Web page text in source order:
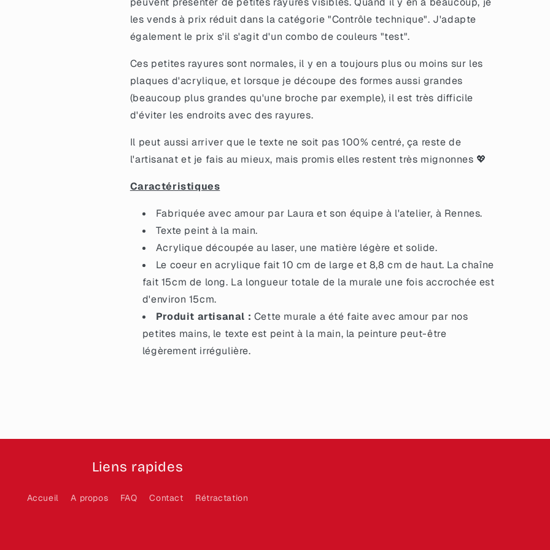
marbrée
rouge
avec
blanc
marbrée
rouge
avec
blanc
les vends à prix réduit dans la catégorie "Contrôle technique". J'adapte
également le prix s'il s'agit d'un combo de couleurs "test".
Ces petites rayures sont normales, il y en a toujours plus ou moins sur les
plaques d'acrylique, et lorsque je découpe des formes aussi grandes
(beaucoup plus grandes qu'une broche par exemple), il est très difficile
d'éviter les endroits avec des rayures.
Il peut aussi arriver que le texte ne soit pas 100% centré, ça reste de
l'artisanat et je fais au mieux, mais promis elles restent très mignonnes 💖
Caractéristiques
Fabriquée avec amour par Laura et son équipe à l'atelier, à Rennes.
Texte peint à la main.
Acrylique découpée au laser, une matière légère et solide.
Le coeur en acrylique fait 10 cm de large et 8,8 cm de haut. La chaîne
fait 15cm de long. La longueur totale de la murale une fois accrochée est
d'environ 15cm.
Produit artisanal : Cette murale a été faite avec amour par nos
petites mains, le texte est peint à la main, la peinture peut-être
légèrement irrégulière.
Liens rapides
Accueil A propos FAQ Contact Rétractation